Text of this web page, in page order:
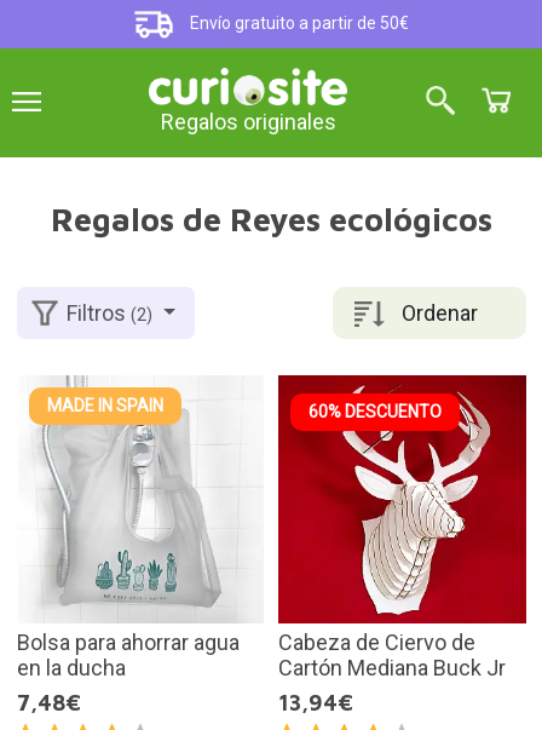
Envío gratuito a partir de 50€
Regalos originales
Regalos de Reyes ecológicos
Ordenar
Filtros(2)
MADE IN SPAIN
Bolsa para ahorrar agua
en la ducha
7,48€
60% DESCUENTO
Cabeza de Ciervo de
Cartón Mediana Buck Jr
13,94€